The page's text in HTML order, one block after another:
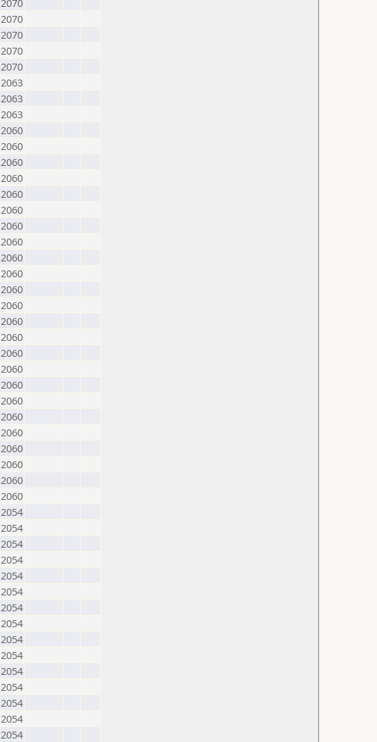
2070
2070
2070
2070
2070
2063
2063
2063
2060
2060
2060
2060
2060
2060
2060
2060
2060
2060
2060
2060
2060
2060
2060
2060
2060
2060
2060
2060
2060
2060
2060
2060
2054
2054
2054
2054
2054
2054
2054
2054
2054
2054
2054
2054
2054
2054
2054